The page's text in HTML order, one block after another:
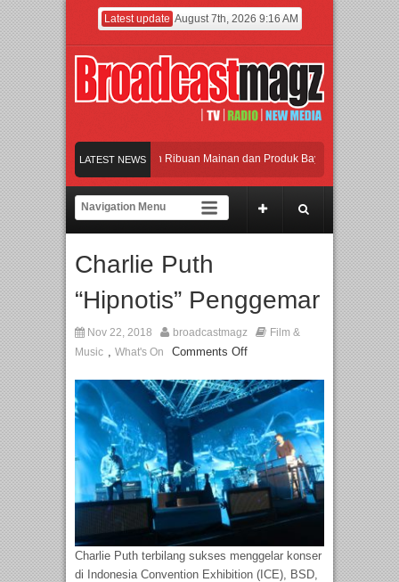
Latest update August 7th, 2026 9:16 AM
LATEST NEWS
Jakarta dengan Ribuan Mainan dan Produk Bayi dari Seluruh Dunia,
Gerbang Inovasi dan Peluang Bisnis Industri Gifts dan Housewares Asia
Perpaduan Warisan Dan Semangat Lokal, BIRKENSTOCK INDONESIA
Jakarta dengan Ribuan Mainan dan Produk Bayi dari Seluruh Dunia,
Charlie Puth
“Hipnotis” Penggemar
Nov 22, 2018 broadcastmagz
Film &
Music , What's On Comments Off
Charlie Puth terbilang sukses menggelar konser
di Indonesia Convention Exhibition (ICE), BSD,